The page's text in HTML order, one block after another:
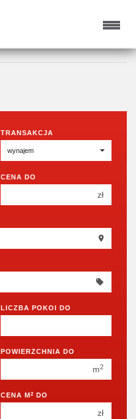
TRANSAKCJA
CENA DO
zł
250 000 zł
400 000 zł
LICZBA POKOI DO
3 pokoje
POWIERZCHNIA DO
m2
CENA M 2 DO
zł